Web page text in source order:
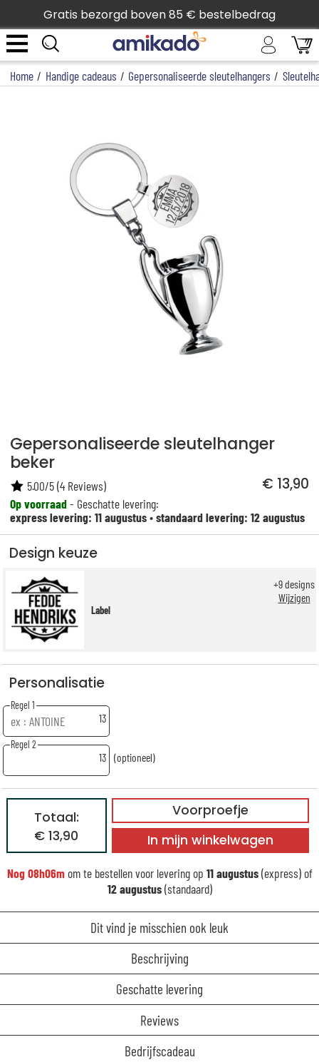
Gratis bezorgd boven 85 € bestelbedrag
Home / Handige cadeaus / Gepersonaliseerde sleutelhangers /
Gepersonaliseerde sleutelhanger
beker
€ 13,90
Op voorraad- Geschatte levering:
express levering: 11 augustus•standaard levering: 12 augustus
5.00/5(4 Reviews)
Design keuze
Label
+9designs
Wijzigen
Personalisatie
Regel 1
13
Regel 2
13 (optioneel)
Voorproefje
Totaal:
€ 13,90
In mijn winkelwagen
Nog08h06mom te bestellen voor levering op 11 augustus(express) of
12 augustus(standaard)
Dit vind je misschien ook leuk
Beschrijving
Geschatte levering
Reviews
Bedrijfscadeau